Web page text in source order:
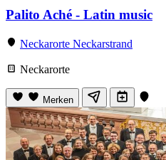
Palito Aché - Latin music
Neckarorte Neckarstrand
Neckarorte
Merken